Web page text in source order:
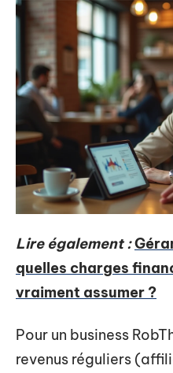
Lire également :
quelles charges
vraiment assumer ?
Pour un business
revenus réguliers